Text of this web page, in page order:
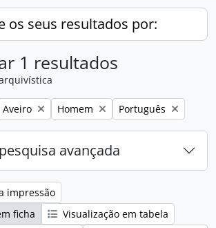
os seus resultados por:
1 resultados
Remover filtro:
Aveiro Remover filtro:
Homem Remover filtro:
Português
avançada
impressão
ficha
Visualização em tabela